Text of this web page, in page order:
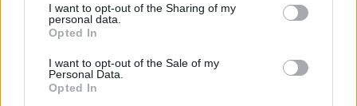
I want to opt-out of the Sharing of my
personal data.
Opted In
I want to opt-out of the Sale of my
Personal Data.
Opted In